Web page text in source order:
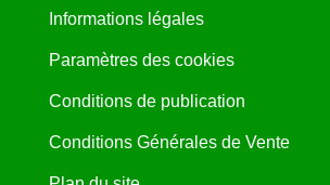
Informations légales
Paramètres des cookies
Conditions de publication
Conditions Générales de Vente